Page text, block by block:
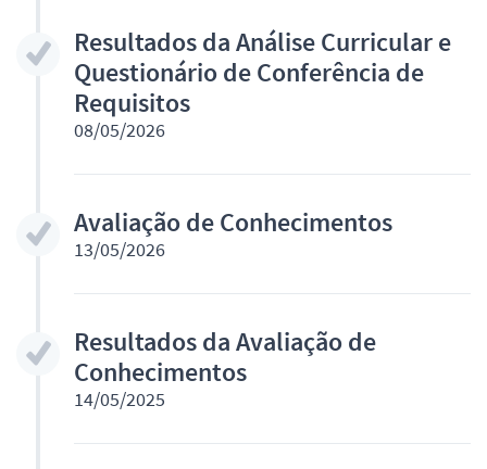
Resultados da Análise Curricular e
Questionário de Conferência de
Requisitos
08/05/2026
Avaliação de Conhecimentos
13/05/2026
Resultados da Avaliação de
Conhecimentos
14/05/2025